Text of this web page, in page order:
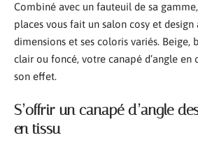
Combiné avec un fauteuil de sa
places vous fait un salon cosy et design
dimensions et ses coloris variés. Beige,
clair ou foncé, votre canapé d’angle en
son effet.
S’offrir un canapé d’angle
en tissu